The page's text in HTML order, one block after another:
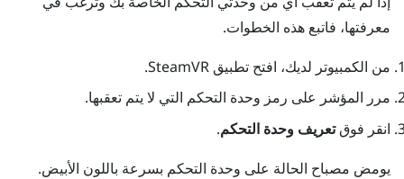
معرفتها، فاتبع هذه الخطوات.
من الكمبيوتر لديك، افتح تطبيق SteamVR
.
مرر المؤشر على رمز وحدة التحكم التي لا يتم تعقبها.
انقر فوقتعريف وحدة التحكم.
يومض مصباح الحالة على وحدة التحكم بسرعة باللون الأبيض.